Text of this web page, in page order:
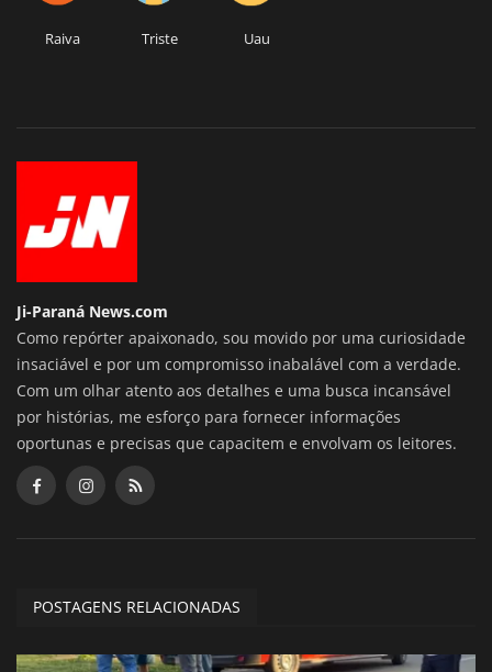
Raiva Triste Uau
Ji-Paraná News.com
Como repórter apaixonado, sou movido por uma curiosidade
insaciável e por um compromisso inabalável com a verdade.
Com um olhar atento aos detalhes e uma busca incansável
por histórias, me esforço para fornecer informações
oportunas e precisas que capacitem e envolvam os leitores.
POSTAGENS RELACIONADAS